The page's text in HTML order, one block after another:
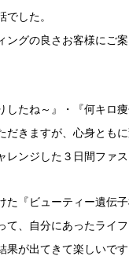
した。
ングの良さお客様にご
したね～』・『何キロ
だきますが、心身とも
レンジした３日間ファ
た『ビューティー遺伝子
て、自分にあったライ
果が出てきて楽しいで